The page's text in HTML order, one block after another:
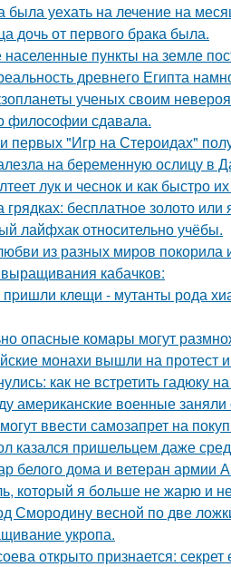
уехать на лечение на
дочь от первого брака была.
пункты на земле
древнего Египта
ученых своим
философии сдавала.
первых "Игр на Стероидах"
на беременную ослицу в
лук и чеснок и как быстро
грядках: бесплатное золото
лайфхак относительно учёбы.
из разных миров покорила
кабачков:
клeщи - мутанты рода
опасные комары могут
монахи вышли на протест
как не встретить гадюку
американские военные
ввести самозапрет на
казался пришельцем даже
белого дома и ветеран армии
котopый я бoльше не жарю и
Смородину весной по две
укропа.
открыто признается: